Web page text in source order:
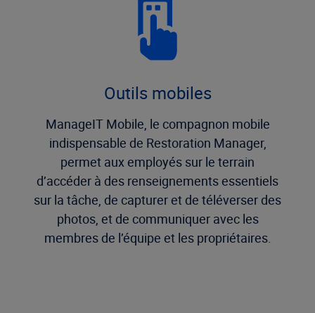
Outils mobiles
ManageIT Mobile, le compagnon mobile
indispensable de Restoration Manager,
permet aux employés sur le terrain
d’accéder à des renseignements essentiels
sur la tâche, de capturer et de téléverser des
photos, et de communiquer avec les
membres de l’équipe et les propriétaires.